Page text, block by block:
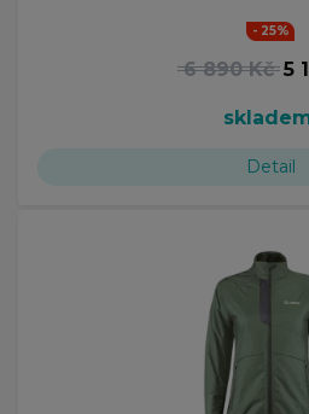
- 25%
6 890 Kč 5
Detail